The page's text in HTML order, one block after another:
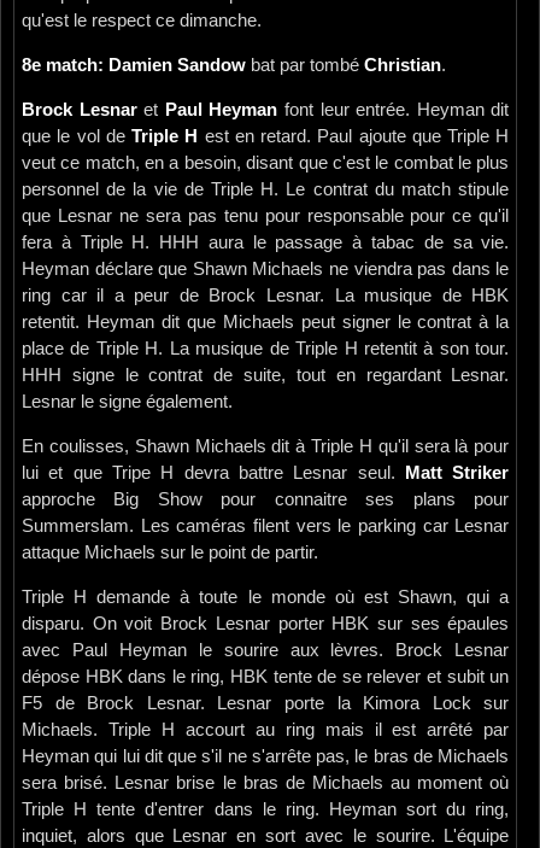
qu'est le respect ce dimanche.
8e match: Damien Sandow bat par tombé Christian.
Brock Lesnaret Paul Heyman font leur entrée. Heyman dit
que le vol deTriple H est en retard. Paul ajoute que Triple H
veut ce match, en a besoin, disant que c'est le combat le plus
personnel de la vie de Triple H. Le contrat du match stipule
que Lesnar ne sera pas tenu pour responsable pour ce qu'il
fera à Triple H. HHH aura le passage à tabac de sa vie.
Heyman déclare que Shawn Michaels ne viendra pas dans le
ring car il a peur de Brock Lesnar. La musique de HBK
retentit. Heyman dit que Michaels peut signer le contrat à la
place de Triple H. La musique de Triple H retentit à son tour.
HHH signe le contrat de suite, tout en regardant Lesnar.
Lesnar le signe également.
En coulisses, Shawn Michaels dit à Triple H qu'il sera là pour
lui et que Tripe H devra battre Lesnar seul.
Matt Striker
approche Big Show pour connaitre ses plans pour
Summerslam. Les caméras filent vers le parking car Lesnar
attaque Michaels sur le point de partir.
Triple H demande à toute le monde où est Shawn, qui a
disparu. On voit Brock Lesnar porter HBK sur ses épaules
avec Paul Heyman le sourire aux lèvres. Brock Lesnar
dépose HBK dans le ring, HBK tente de se relever et subit un
F5 de Brock Lesnar. Lesnar porte la Kimora Lock sur
Michaels. Triple H accourt au ring mais il est arrêté par
Heyman qui lui dit que s'il ne s'arrête pas, le bras de Michaels
sera brisé. Lesnar brise le bras de Michaels au moment où
Triple H tente d'entrer dans le ring. Heyman sort du ring,
inquiet, alors que Lesnar en sort avec le sourire. L'équipe